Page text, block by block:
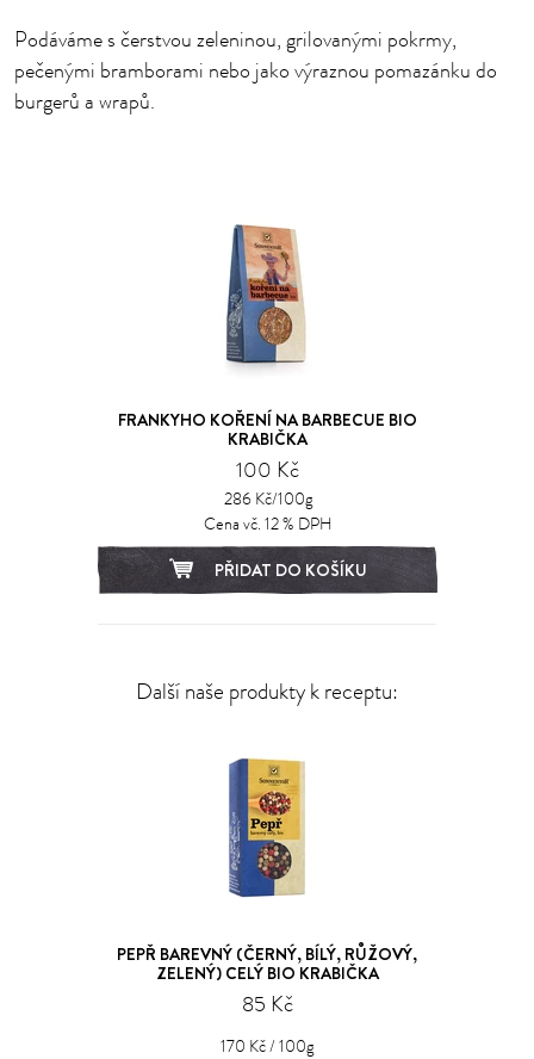
Podáváme s čerstvou zeleninou, grilovanými pokrmy,
pečenými bramborami nebo jako výraznou pomazánku do
burgerů a wrapů.
FRANKYHO KOŘENÍ NA BARBECUE BIO
KRABIČKA
100 Kč
286 Kč/100g
Cena vč. 12 % DPH
PŘIDAT DO KOŠÍKU
Další naše produkty k receptu:
PEPŘ BAREVNÝ (ČERNÝ, BÍLÝ, RŮŽOVÝ,
ZELENÝ) CELÝ BIO KRABIČKA
85 Kč
170 Kč / 100g